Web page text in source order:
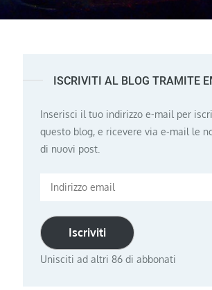
ISCRIVITI AL BLOG TRAMITE
Inserisci il tuo indirizzo e-mail per
questo blog, e ricevere via e-mail le
di nuovi post.
Indirizzo
Iscriviti
Unisciti ad altri 86 di abbonati